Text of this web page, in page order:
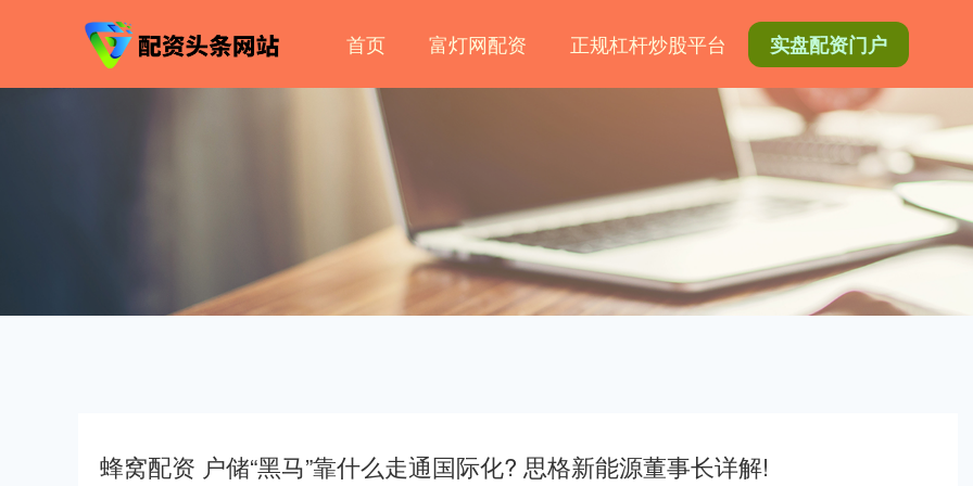
首页 富灯网配资 正规杠杆炒股平台 实盘配资门户
蜂窝配资 户储“黑马”靠什么走通国际化? 思格新能源董事长详解!